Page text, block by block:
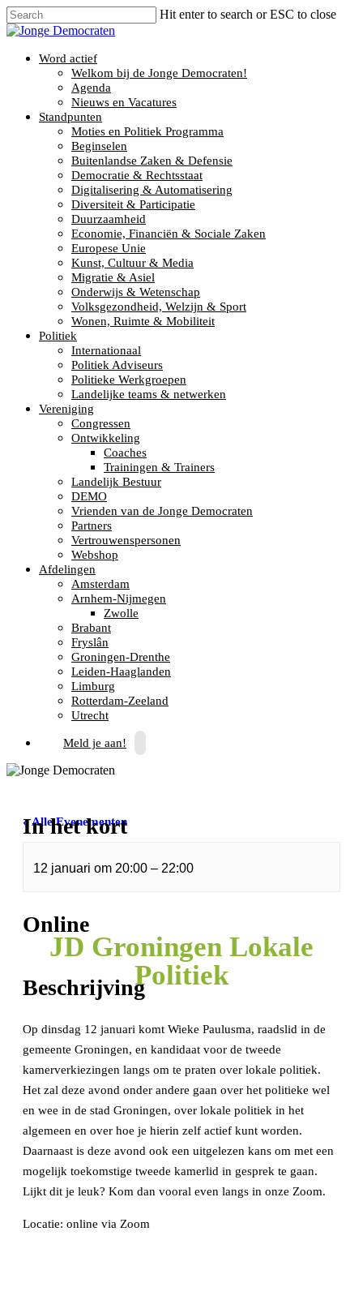
Hit enter to search or ESC to close
Word actief
Welkom bij de Jonge Democraten!
Agenda
Nieuws en Vacatures
Standpunten
Moties en Politiek Programma
Beginselen
Buitenlandse Zaken & Defensie
Democratie & Rechtsstaat
Digitalisering & Automatisering
Diversiteit & Participatie
Duurzaamheid
Economie, Financiën & Sociale Zaken
Europese Unie
Kunst, Cultuur & Media
Migratie & Asiel
Onderwijs & Wetenschap
Volksgezondheid, Welzijn & Sport
Wonen, Ruimte & Mobiliteit
Politiek
Internationaal
Politiek Adviseurs
Politieke Werkgroepen
Landelijke teams & netwerken
Vereniging
Congressen
Ontwikkeling
Coaches
Trainingen & Trainers
Landelijk Bestuur
DEMO
Vrienden van de Jonge Democraten
Partners
Vertrouwenspersonen
Webshop
Afdelingen
Amsterdam
Arnhem-Nijmegen
Zwolle
Brabant
Fryslân
Groningen-Drenthe
Leiden-Haaglanden
Limburg
Rotterdam-Zeeland
Utrecht
Meld je aan!
« Alle Evenementen
Dit evenement is voorbij.
JD Groningen Lokale
Politiek
In het kort
12 januari om 20:00 – 22:00
Online
Beschrijving
Op dinsdag 12 januari komt Wieke Paulusma, raadslid in de
gemeente Groningen, en kandidaat voor de tweede
kamerverkiezingen langs om te praten over lokale politiek.
Het zal deze avond onder andere gaan over het politieke wel
en wee in de stad Groningen, over lokale politiek in het
algemeen en over hoe je hierin zelf actief kunt worden.
Daarnaast is deze avond ook een uitgelezen kans om met een
mogelijk toekomstige tweede kamerlid in gesprek te gaan.
Lijkt dit je leuk? Kom dan vooral even langs in onze Zoom.
Locatie: online via Zoom